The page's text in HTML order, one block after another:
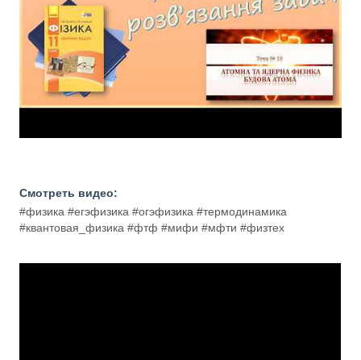
Смотреть видео:
#физика #егэфизика #огэфизика #термодинамика
#квантовая_физика #фтф #мифи #мфти #физтех